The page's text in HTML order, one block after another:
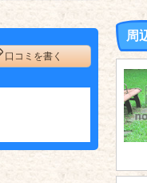
口コミを書く
周